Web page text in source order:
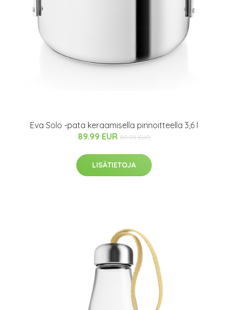
Eva Solo -pata keraamisella pinnoitteella 3,6 l
89.99 EUR 119.95 EUR
LISÄTIETOJA